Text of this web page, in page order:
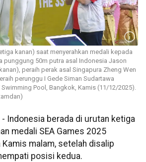
kanan) saat menyerahkan medali kepada
punggung 50m putra asal Indonesia Jason
peraih perak asal Singapura Zheng Wen
perunggu I Gede Siman Sudartawa
Pool, Bangkok, Kamis (11/12/2025).
- Indonesia berada di urutan ketiga
medali SEA Games 2025
malam, setelah disalip
posisi kedua.